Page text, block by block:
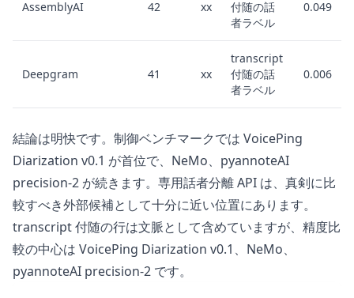
AssemblyAI 42 xx
付随の話
者ラベル
0.049
Deepgram 41 xx
transcript
付随の話
者ラベル
0.006
結論は明快です。制御ベンチマークでは VoicePing
Diarization v0.1 が首位で、NeMo、pyannoteAI
precision-2 が続きます。専用話者分離 API は、真剣に比
較すべき外部候補として十分に近い位置にあります。
transcript 付随の行は文脈として含めていますが、精度比
較の中心は VoicePing Diarization v0.1、NeMo、
pyannoteAI precision-2 です。